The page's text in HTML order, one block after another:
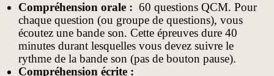
Compréhension orale : 60 questions QCM. Pour
chaque question (ou groupe de questions), vous
écoutez une bande son. Cette épreuves dure 40
minutes durant lesquelles vous devez suivre le
rythme de la bande son (pas de bouton pause).
Compréhension écrite :